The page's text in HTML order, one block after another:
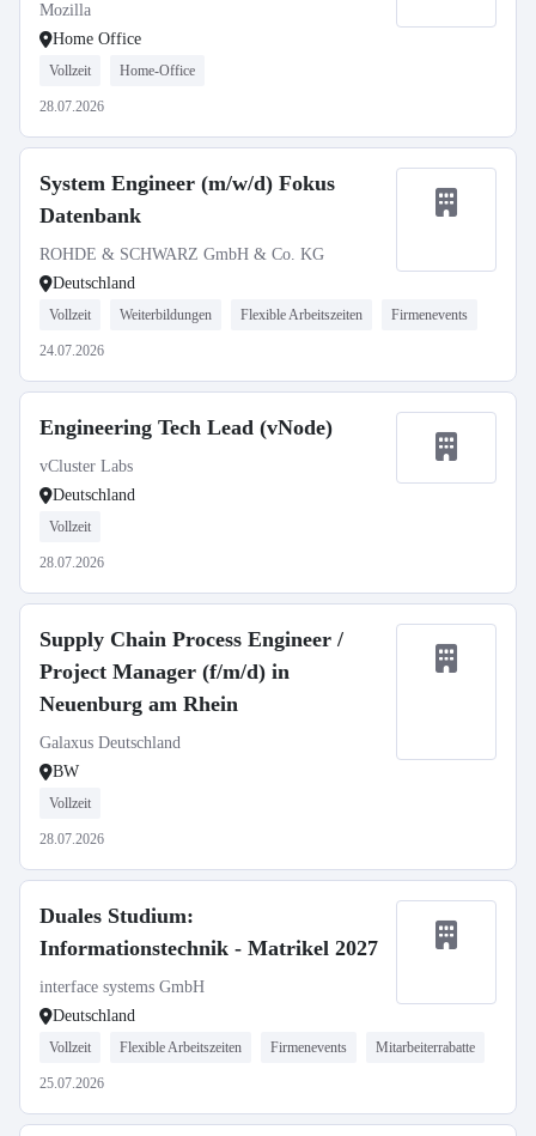
Mozilla
Home Office
Vollzeit Home-Office
28.07.2026
System Engineer (m/w/d) Fokus
Datenbank
ROHDE & SCHWARZ GmbH & Co. KG
Deutschland
Vollzeit Weiterbildungen Flexible Arbeitszeiten Firmenevents
24.07.2026
Engineering Tech Lead (vNode)
vCluster Labs
Deutschland
Vollzeit
28.07.2026
Supply Chain Process Engineer /
Project Manager (f/m/d) in
Neuenburg am Rhein
Galaxus Deutschland
BW
Vollzeit
28.07.2026
Duales Studium:
Informationstechnik - Matrikel 2027
interface systems GmbH
Deutschland
Vollzeit Flexible Arbeitszeiten Firmenevents Mitarbeiterrabatte
25.07.2026